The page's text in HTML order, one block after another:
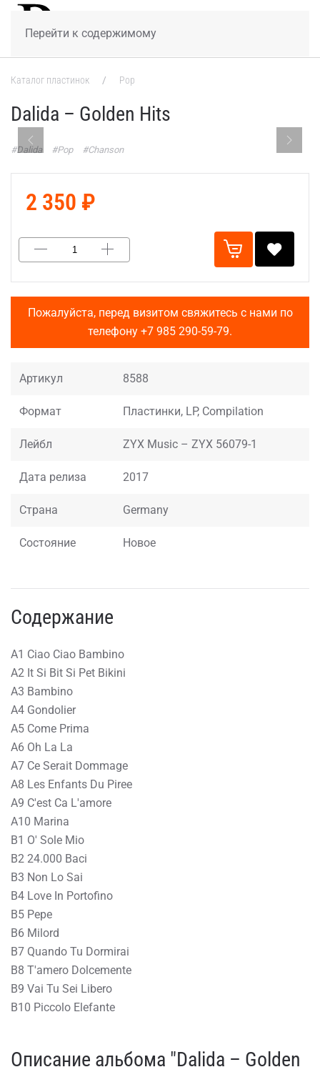
Перейти к содержимому
Каталог пластинок Pop
Dalida – Golden Hits
#Dalida #Pop #Chanson
2 350 ₽
Пожалуйста, перед визитом свяжитесь с нами по
телефону +7 985 290-59-79.
Артикул 8588
Формат Пластинки, LP, Compilation
Лейбл ZYX Music – ZYX 56079-1
Дата релиза 2017
Страна Germany
Состояние Новое
Содержание
A1 Ciao Ciao Bambino
A2 It Si Bit Si Pet Bikini
A3 Bambino
A4 Gondolier
A5 Come Prima
A6 Oh La La
A7 Ce Serait Dommage
A8 Les Enfants Du Piree
A9 C'est Ca L'amore
A10 Marina
B1 O' Sole Mio
B2 24.000 Baci
B3 Non Lo Sai
B4 Love In Portofino
B5 Pepe
B6 Milord
B7 Quando Tu Dormirai
B8 T'amero Dolcemente
B9 Vai Tu Sei Libero
B10 Piccolo Elefante
Описание альбома "Dalida – Golden